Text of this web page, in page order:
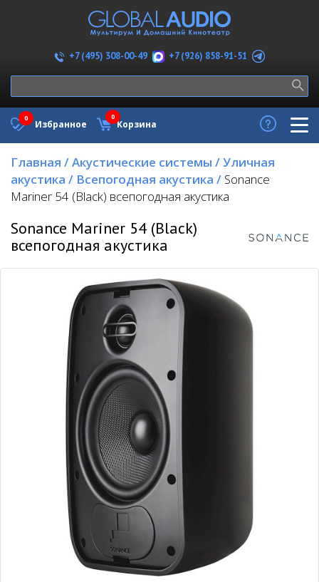
+7 (495) 308-00-49 +7 (926) 858-91-51
Избранное
0
Корзина
0
Главная /Акустические системы /Уличная
акустика / Всепогодная акустика / Sonance
Mariner 54 (Black) всепогодная акустика
Sonance Mariner 54 (Black)
всепогодная акустика